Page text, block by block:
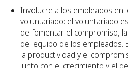
Involucre a los empleados en
voluntariado: el voluntariado
de fomentar el compromiso,
del equipo de los empleados.
la productividad y el